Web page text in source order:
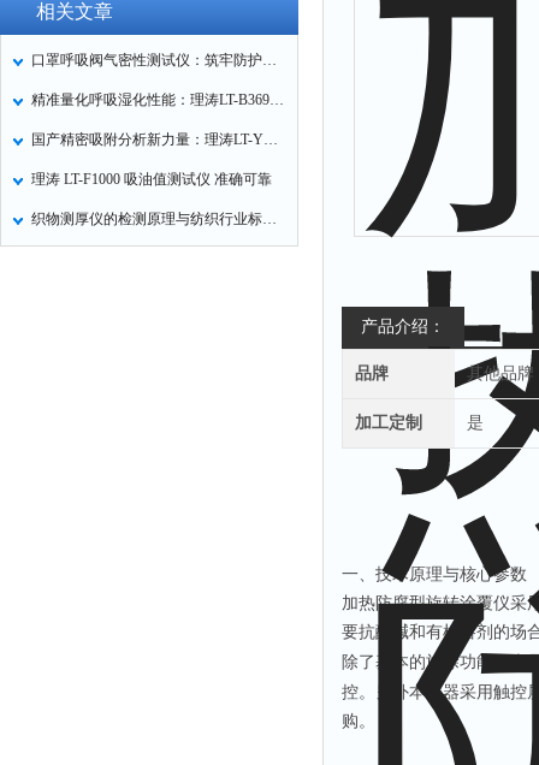
相关文章
口罩呼吸阀气密性测试仪：筑牢防护口罩的质量关卡
精准量化呼吸湿化性能：理涛LT-B369湿化器数据采集装置技术解析
国产精密吸附分析新力量：理涛LT-Y019A全自动高压吸附仪的性能与应用解析
理涛 LT-F1000 吸油值测试仪 准确可靠
织物测厚仪的检测原理与纺织行业标准化应用
产品介绍：
品牌 其他品牌
加工定制 是
一、技术原理与核心参数
加热防腐型旋转涂覆仪采
要抗酸碱和有机溶剂的场
除了基本的旋涂功能，本
控。另外本仪器采用触控
购。